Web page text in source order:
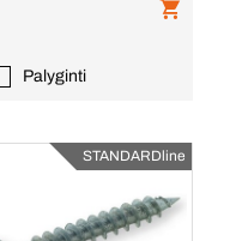
Palyginti
STANDARDline